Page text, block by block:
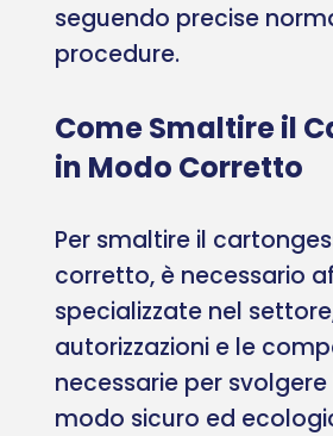
seguendo precise
procedure.
Come Smaltire il
in Modo Corretto
Per smaltire il
corretto, è necessario
specializzate nel
autorizzazioni e le
necessarie per svolgere
modo sicuro ed